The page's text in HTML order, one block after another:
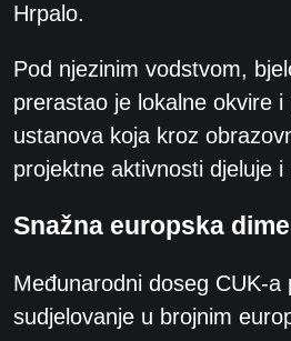
Hrpalo.
Pod njezinim vodstvom,
prerastao je lokalne okvire
ustanova koja kroz
projektne aktivnosti djeluje
Snažna europska
Međunarodni doseg CUK-a
sudjelovanje u brojnim